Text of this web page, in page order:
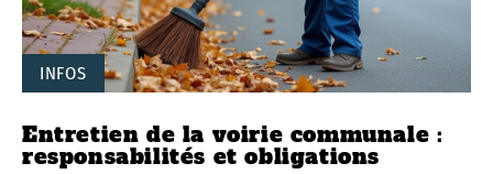
INFOS
Entretien de la voirie communale :
responsabilités et obligations